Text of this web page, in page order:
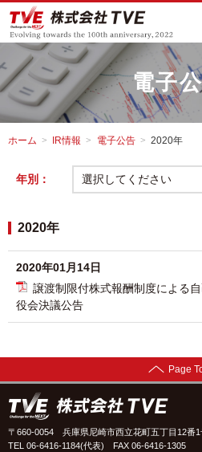
電子
ホーム IR情報 電子公告 2020年
年別： 選択してください
2020年
2020年01月14日
譲渡制限付株式報酬制度による
役会決議公告
Page
〒660-0054 兵庫県尼崎市西立花町五丁目12番1
TEL 06-6416-1184(代表)
FAX 06-6416-1305